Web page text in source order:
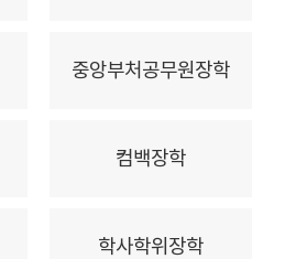
중앙부처공무원장학
컴백장학
학사학위장학